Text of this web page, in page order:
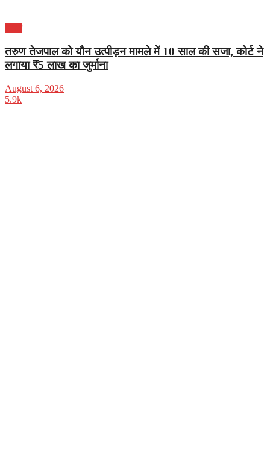
तरुण तेजपाल को यौन उत्पीड़न मामले में 10 साल की सजा, कोर्ट ने
लगाया ₹5 लाख का जुर्माना
August 6, 2026
5.9k